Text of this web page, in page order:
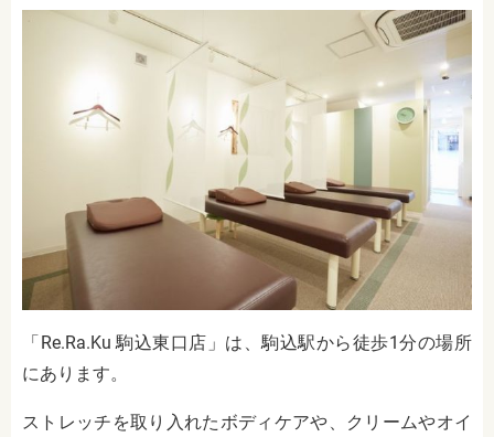
「Re.Ra.Ku 駒込東口店」は、駒込駅から徒歩1分の場所
にあります。
ストレッチを取り入れたボディケアや、クリームやオイ